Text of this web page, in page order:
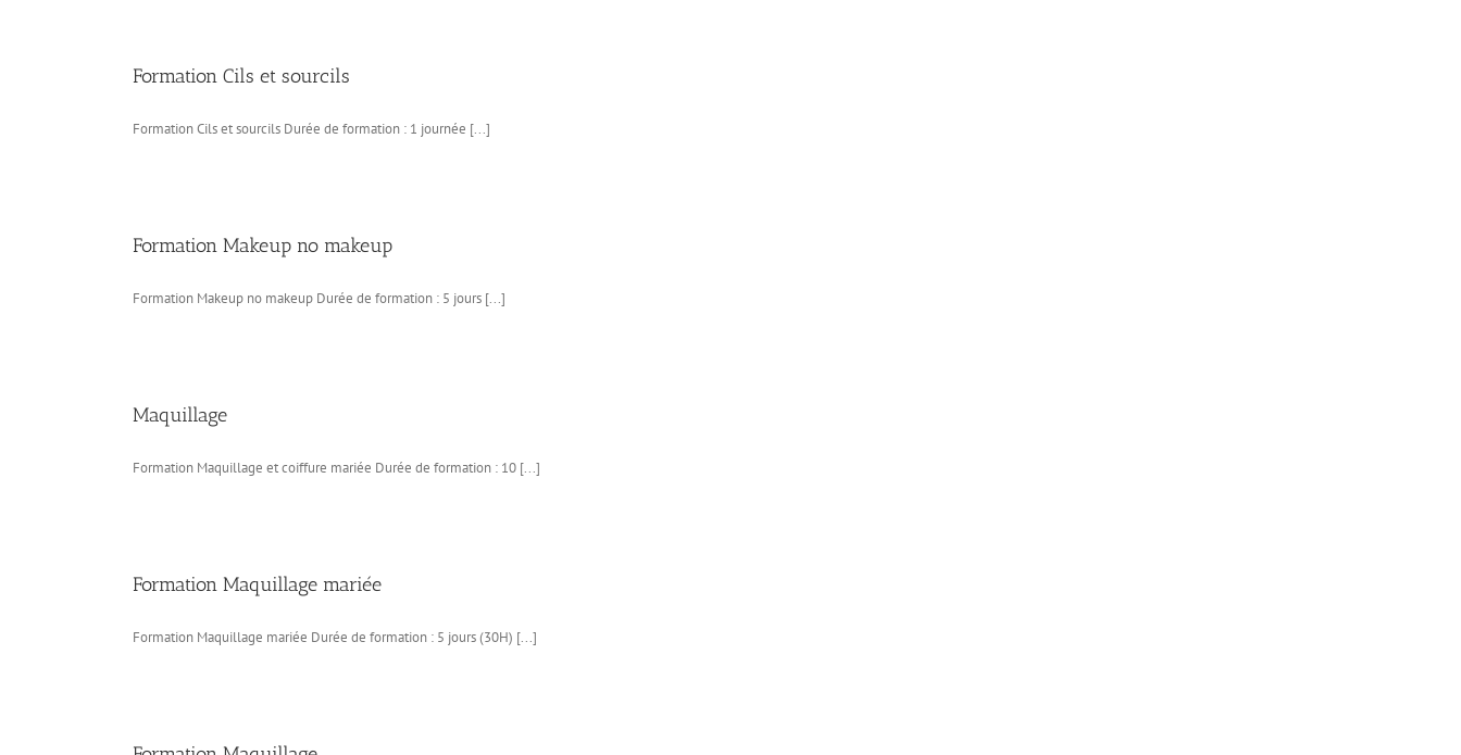
Formation Cils et sourcils
Formation Cils et sourcils Durée de formation : 1 journée [...]
Formation Makeup no makeup
Formation Makeup no makeup Durée de formation : 5 jours [...]
Maquillage
Formation Maquillage et coiffure mariée Durée de formation : 10 [...]
Formation Maquillage mariée
Formation Maquillage mariée Durée de formation : 5 jours (30H) [...]